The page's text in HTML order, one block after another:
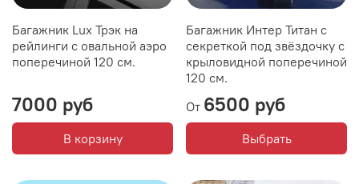
Багажник Lux Трэк на
рейлинги с овальной аэро
поперечиной 120 см.
7000 руб
В корзину
Багажник Интер Титан с
секреткой под звёздочку с
крыловидной поперечиной
120 см.
От 6500 руб
Выбрать